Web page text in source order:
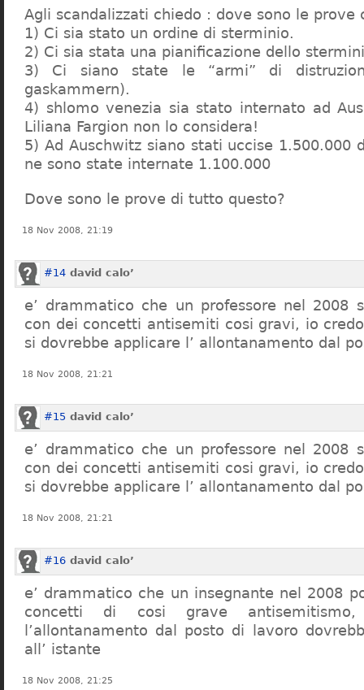
Agli scandalizzati chiedo : dove sono le prove
1) Ci sia stato un ordine di sterminio.
2) Ci sia stata una pianificazione dello
3) Ci siano state le “armi” di
gaskammern).
4) shlomo venezia sia stato internato ad
Liliana Fargion non lo considera!
5) Ad Auschwitz siano stati uccise 1.500.000
ne sono state internate 1.100.000
Dove sono le prove di tutto questo?
18 Nov 2008, 21:19
#14 david calo’
e’ drammatico che un professore nel 2008
con dei concetti antisemiti cosi gravi, io
si dovrebbe applicare l’ allontanamento dal
18 Nov 2008, 21:21
#15 david calo’
e’ drammatico che un professore nel 2008
con dei concetti antisemiti cosi gravi, io
si dovrebbe applicare l’ allontanamento dal
18 Nov 2008, 21:21
#16 david calo’
e’ drammatico che un insegnante nel 2008
concetti di cosi grave
l’allontanamento dal posto di lavoro
all’ istante
18 Nov 2008, 21:25